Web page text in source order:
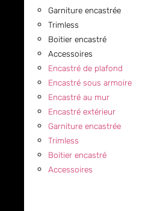
Garniture encastrée
Trimless
Boitier encastré
Accessoires
Encastré de plafond
Encastré sous armoire
Encastré au mur
Encastré extérieur
Garniture encastrée
Trimless
Boitier encastré
Accessoires